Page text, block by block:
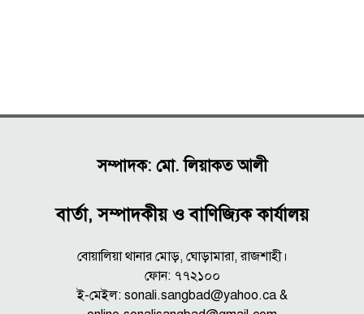
সম্পাদক: মো. লিয়াকত আলী
বার্তা, সম্পাদকীয় ও বাণিজ্যিক কার্যালয়
বোয়ালিয়া থানার মোড়, ঘোড়ামারা, রাজশাহী।
ফোন: ৭৭২১০০
ই-মেইল: sonali.sangbad@yahoo.ca &